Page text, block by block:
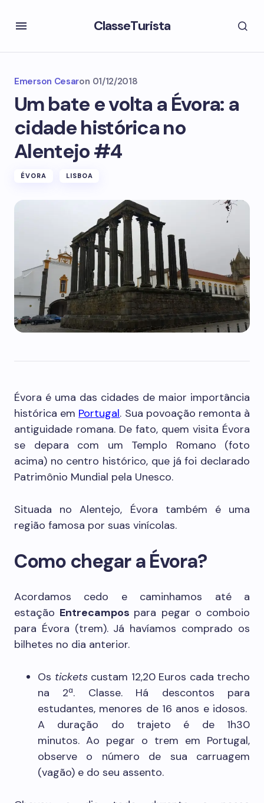
ClasseTurista
Emerson Cesaron 01/12/2018
Um bate e volta a Évora: a
cidade histórica no
Alentejo #4
ÉVORA LISBOA
Évora é uma das cidades de maior importância
histórica em Portugal. Sua povoação remonta à
antiguidade romana. De fato, quem visita Évora
se depara com um Templo Romano (foto
acima) no centro histórico, que já foi declarado
Patrimônio Mundial pela Unesco.
Situada no Alentejo, Évora também é uma
região famosa por suas vinícolas.
Como chegar a Évora?
Acordamos cedo e caminhamos até a
estação Entrecampos para pegar o comboio
para Évora (trem). Já havíamos comprado os
bilhetes no dia anterior.
Os ticketscustam 12,20 Euros cada trecho
na 2ª. Classe. Há descontos para
estudantes, menores de 16 anos e idosos.
A duração do trajeto é de 1h30
minutos. Ao pegar o trem em Portugal,
observe o número de sua carruagem
(vagão) e do seu assento.